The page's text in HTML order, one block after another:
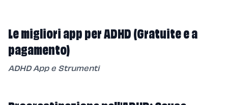
Le migliori app per ADHD (Gratuite e a
pagamento)
ADHD App e Strumenti